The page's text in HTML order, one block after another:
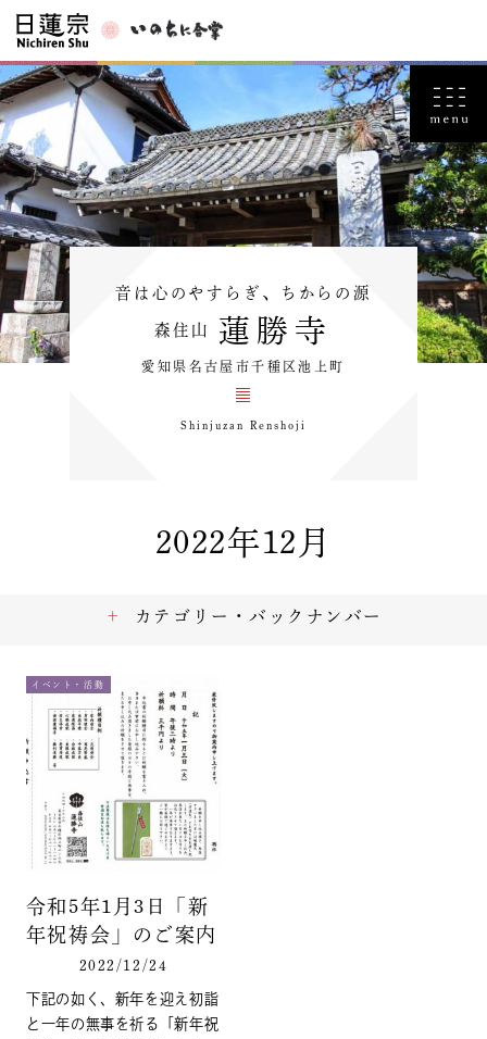
音は心のやすらぎ、ちからの源
森住山 蓮勝寺
愛知県名古屋市千種区池上町
Shinjuzan Renshoji
2022年12月
イベント・活動
令和5年1月3日「新
年祝祷会」のご案内
2022/12/24
下記の如く、新年を迎え初詣
と一年の無事を祈る「新年祝
カテゴリー・バックナンバー